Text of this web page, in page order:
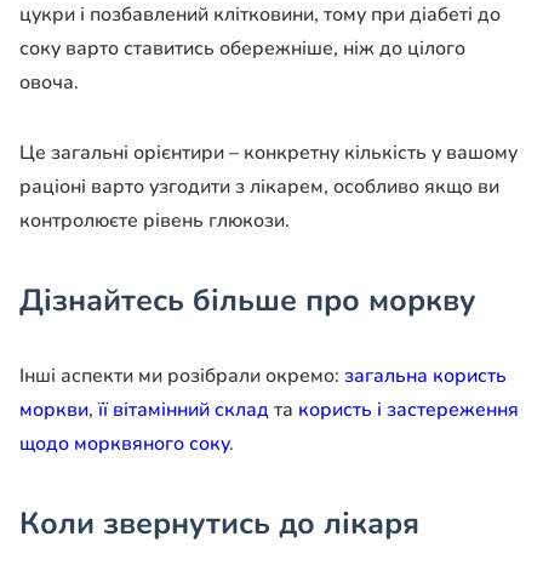
цукри і позбавлений клітковини, тому при діабеті до
соку варто ставитись обережніше, ніж до цілого
овоча.
Це загальні орієнтири – конкретну кількість у вашому
раціоні варто узгодити з лікарем, особливо якщо ви
контролюєте рівень глюкози.
Дізнайтесь більше про моркву
Інші аспекти ми розібрали окремо: загальна користь
моркви,її вітамінний складта користь і застереження
щодо морквяного соку.
Коли звернутись до лікаря